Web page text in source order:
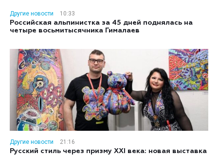
Другие новости
10:33
Российская альпинистка за 45 дней поднялась на
четыре восьмитысячника Гималаев
Другие новости
21:16
Русский стиль через призму XXI века: новая выставка